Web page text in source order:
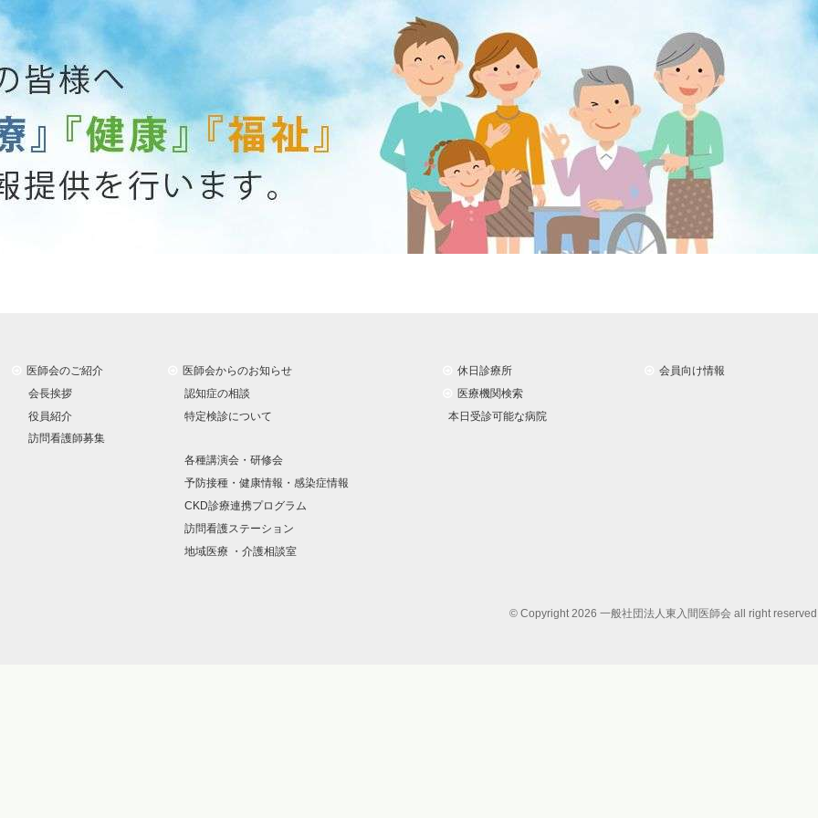
医師会のご紹介
会長挨拶
役員紹介
訪問看護師募集
医師会からのお知らせ
認知症の相談
特定検診について
各種講演会・研修会
予防接種・健康情報・感染症情報
CKD診療連携プログラム
訪問看護ステーション
地域医療 ・介護相談室
休日診療所
医療機関検索
本日受診可能な病院
会員向け情報
© Copyright 2026 一般社団法人東入間医師会 all right